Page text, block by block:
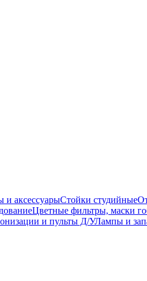
и аксессуарыСтойки студийные
Цветные фильтры, маски
и пульты Д/УЛампы и